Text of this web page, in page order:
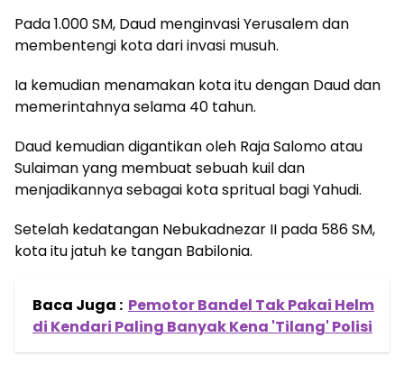
Pada 1.000 SM, Daud menginvasi Yerusalem dan
membentengi kota dari invasi musuh.
Ia kemudian menamakan kota itu dengan Daud dan
memerintahnya selama 40 tahun.
Daud kemudian digantikan oleh Raja Salomo atau
Sulaiman yang membuat sebuah kuil dan
menjadikannya sebagai kota spritual bagi Yahudi.
Setelah kedatangan Nebukadnezar II pada 586 SM,
kota itu jatuh ke tangan Babilonia.
Baca Juga : Pemotor Bandel Tak Pakai Helm
di Kendari Paling Banyak Kena 'Tilang' Polisi